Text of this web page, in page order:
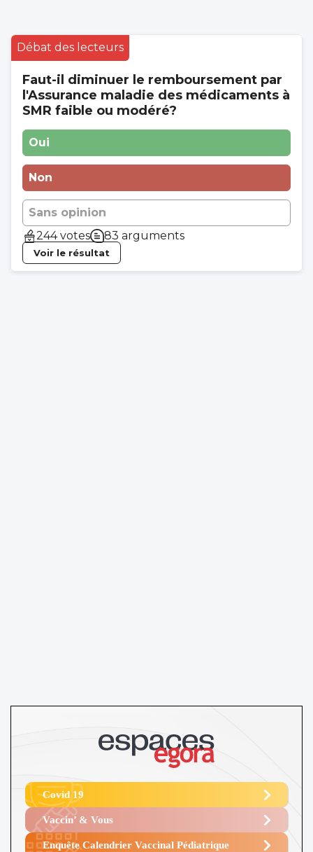
Débat des lecteurs
Faut-il diminuer le remboursement par
l'Assurance maladie des médicaments à
SMR faible ou modéré?
Oui
Non
Sans opinion
244 votes
83 arguments
Voir le résultat
Covid 19
Vaccin’ & Vous
Enquête Calendrier Vaccinal Pédiatrique